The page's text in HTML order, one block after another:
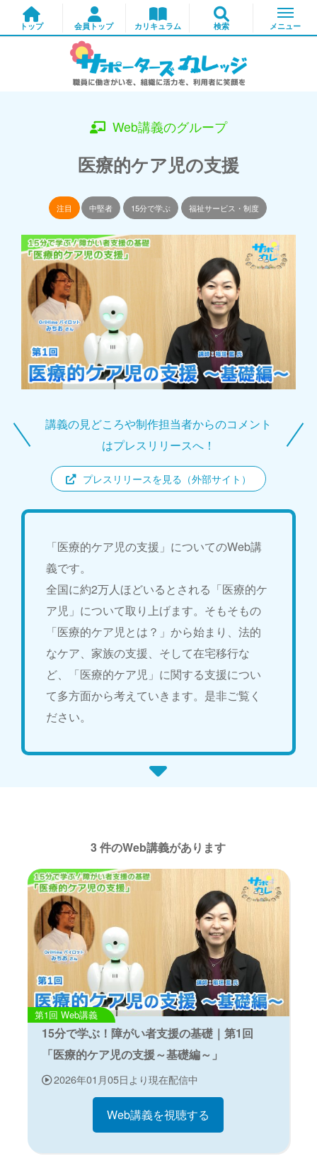
Web講義のグループ
医療的ケア児の支援
注目 中堅者 15分で学ぶ 福祉サービス・制度
講義の見どころや制作担当者からのコメント
はプレスリリースへ！
プレスリリースを見る（外部サイト）
「医療的ケア児の支援」についてのWeb講
義です。
全国に約2万人ほどいるとされる「医療的ケ
ア児」について取り上げます。そもそもの
「医療的ケア児とは？」から始まり、法的
なケア、家族の支援、そして在宅移行な
ど、「医療的ケア児」に関する支援につい
て多方面から考えていきます。是非ご覧く
ださい。
3 件のWeb講義があります
Web講義
15分で学ぶ！障がい者支援の基礎｜第1回
「医療的ケア児の支援～基礎編～」
2026年01月05日より現在配信中
Web講義を視聴する